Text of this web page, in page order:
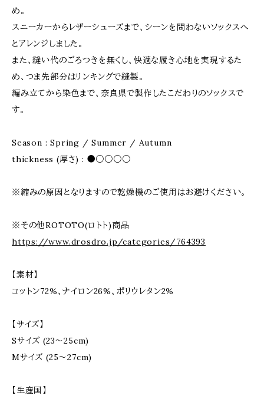
め。
スニーカーからレザーシューズまで、シーンを問わないソックスへ
とアレンジしました。
また、縫い代のごろつきを無くし、快適な履き心地を実現するた
め、つま先部分はリンキングで縫製。
編み立てから染色まで、奈良県で製作したこだわりのソックスで
す。
Season : Spring / Summer / Autumn
thickness (厚さ) : ●○○○○
※縮みの原因となりますので乾燥機のご使用はお避けください。
※その他ROTOTO(ロトト)商品
https://www.drosdro.jp/categories/764393
【素材】
コットン72%、ナイロン26%、ポリウレタン2%
【サイズ】
Sサイズ (23～25cm)
Mサイズ (25～27cm)
【生産国】